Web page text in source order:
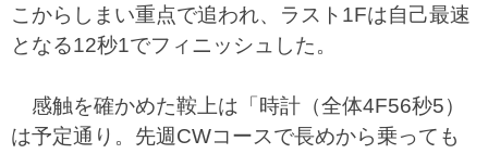
こからしまい重点で追われ、ラスト1Fは自己最速
となる12秒1でフィニッシュした。
感触を確かめた鞍上は「時計（全体4F56秒5）
は予定通り。先週CWコースで長めから乗っても